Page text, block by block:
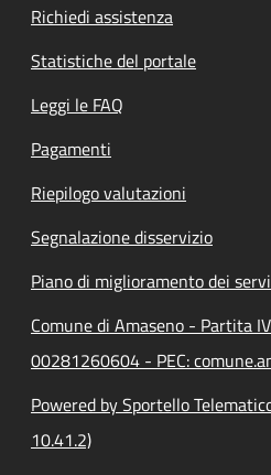
Richiedi assistenza
Statistiche del portale
Leggi le FAQ
Pagamenti
Riepilogo valutazioni
Segnalazione disservizio
Piano di miglioramento dei
Comune di Amaseno - Partita
00281260604 - PEC:
Powered by Sportello
10.41.2)